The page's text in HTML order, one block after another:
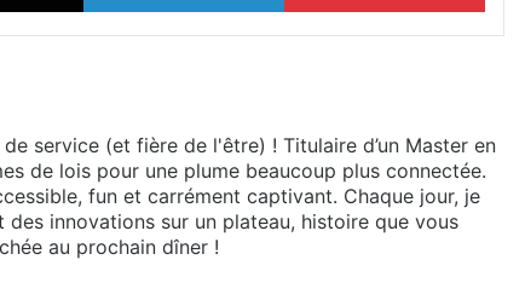
service (et fière de l'être) ! Titulaire d’un Master en
de lois pour une plume beaucoup plus connectée.
fun et carrément captivant. Chaque jour, je
innovations sur un plateau, histoire que vous
au prochain dîner !